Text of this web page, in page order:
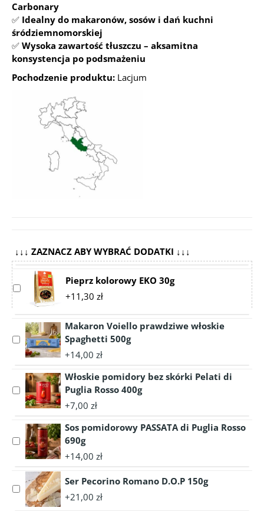
Carbonary
✅ Idealny do makaronów, sosów i dań kuchni
śródziemnomorskiej
✅ Wysoka zawartość tłuszczu – aksamitna
konsystencja po podsmażeniu
Pochodzenie produktu: Lacjum
↓↓↓ ZAZNACZ ABY WYBRAĆ DODATKI ↓↓↓
Select
accessory
kolorowy
EKO
30g
Pieprz kolorowy EKO 30g
+11,30 zł
Select
accessory
Voiello
prawdziwe
włoskie
500g
Makaron Voiello prawdziwe włoskie
Spaghetti 500g
+14,00 zł
Select
accessory
pomidory
bez
skórki
Puglia
Rosso
Włoskie pomidory bez skórki Pelati di
Puglia Rosso 400g
+7,00 zł
Select
accessory
pomidorowy
PASSATA
di
Sos pomidorowy PASSATA di Puglia Rosso
690g
+14,00 zł
Select
accessory
Ser Pecorino Romano D.O.P 150g
+21,00 zł